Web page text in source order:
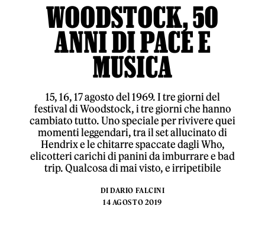
WOODSTOCK, 50
ANNI DI PACE E
MUSICA
15, 16, 17 agosto del 1969. I tre giorni del
festival di Woodstock, i tre giorni che hanno
cambiato tutto. Uno speciale per rivivere quei
momenti leggendari, tra il set allucinato di
Hendrix e le chitarre spaccate dagli Who,
elicotteri carichi di panini da imburrare e bad
trip. Qualcosa di mai visto, e irripetibile
DIDARIO FALCINI
14 AGOSTO 2019